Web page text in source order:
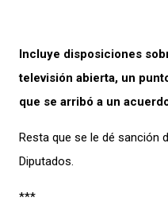
Incluye disposiciones
televisión abierta, un
que se arribó a un
Resta que se le dé sanción
Diputados.
***